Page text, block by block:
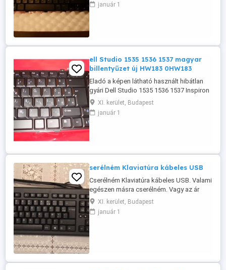
5n4pd Dell short spare part description:
január 1
ell Studio 1535 1536 1537 magyar
billentyűzet új HW183 0HW183
Eladó a képen látható használt hibátlan
gyári Dell Studio 1535 1536 1537 Inspiron
1435 gyári dell magyar billentyűzet,
keyboard, fekete színben! Magyar
kiosztású Qwertz billentyűzet Gyári szám
functional ...
XI. kerület, Budapest
január 1
serélném Klaviatúra kábeles USB
Cserélném Klaviatúra kábeles USB. Valami
egészen másra cserélném. Vagy az ár
megegyezés kérdése. Nem használt. #
USB csatlakozós klaviatúra. # USB
csatlakozós billentyűzet
XI. kerület, Budapest
január 1